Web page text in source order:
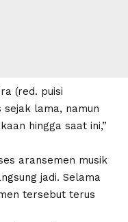
(red. puisi
sejak lama, namun
hingga saat ini,”
aransemen musik
jadi. Selama
tersebut terus